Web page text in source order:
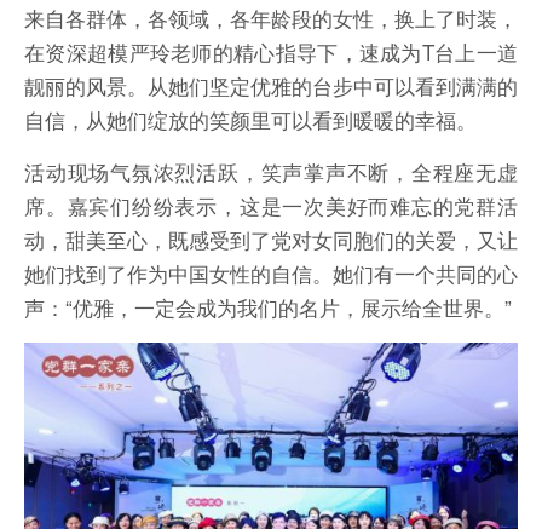
来自各群体，各领域，各年龄段的女性，换上了时装，
在资深超模严玲老师的精心指导下，速成为T台上一道
靓丽的风景。从她们坚定优雅的台步中可以看到满满的
自信，从她们绽放的笑颜里可以看到暖暖的幸福。
活动现场气氛浓烈活跃，笑声掌声不断，全程座无虚
席。嘉宾们纷纷表示，这是一次美好而难忘的党群活
动，甜美至心，既感受到了党对女同胞们的关爱，又让
她们找到了作为中国女性的自信。她们有一个共同的心
声：“优雅，一定会成为我们的名片，展示给全世界。”